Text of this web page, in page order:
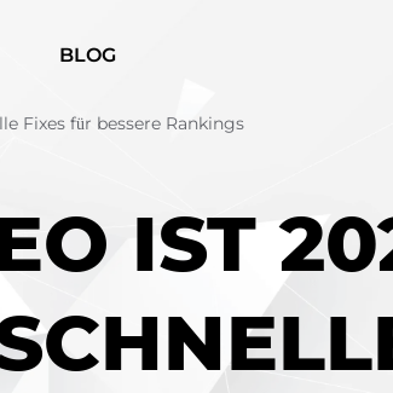
BLOG
Fixes für bessere Rankings
IST